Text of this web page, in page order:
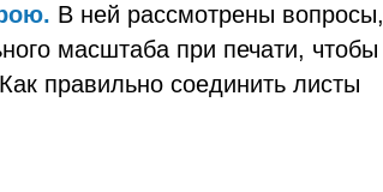
В ней рассмотрены
масштаба при печати, чтобы
правильно соединить листы